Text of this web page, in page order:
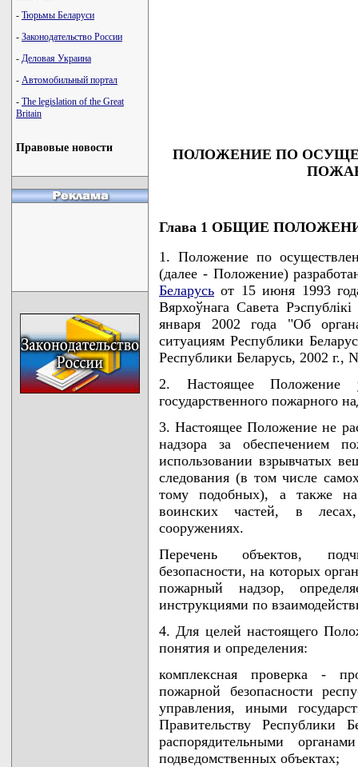
- Тюрьмы Беларуси
- Законодательство России
- Деловая Украина
- Автомобильный портал
- The legislation of the Great
Britain
Правовые новости
ПОЛОЖЕНИЕ ПО
Глава 1 ОБЩИЕ
1. Положение по
(далее - Положение)
Беларусь от 15 июня 1993
Вярхоўнага Савета
января 2002 года "Об
ситуациям Республики
Республики Беларусь, 2002 г.,
2. Настоящее Положение
государственного пожарного
3. Настоящее Положение не
надзора за обеспечением
использовании взрывчатых
следования (в том числе
тому подобных), а также на
воинских частей, в
сооружениях.
Перечень объектов,
безопасности, на которых
пожарный надзор,
инструкциями по
4. Для целей настоящего
понятия и определения:
комплексная проверка -
пожарной безопасности
управления, иными
Правительству Республики
распорядительными
подведомственных объектах;